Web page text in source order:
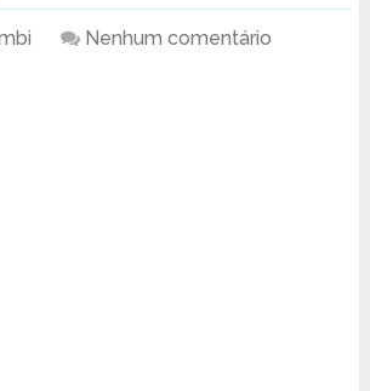
Nenhum comentário